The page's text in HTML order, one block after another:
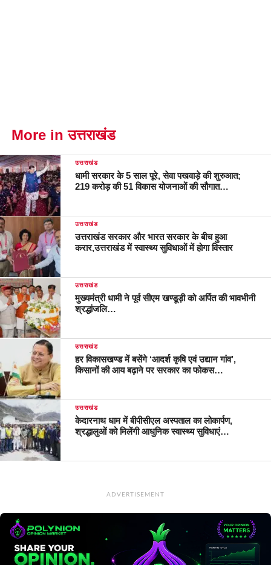
More in उत्तराखंड
उत्तराखंड
धामी सरकार के 5 साल पूरे, सेवा पखवाड़े की शुरुआत;
219 करोड़ की 51 विकास योजनाओं की सौगात…
उत्तराखंड
उत्तराखंड सरकार और भारत सरकार के बीच हुआ
करार,उत्तराखंड में स्वास्थ्य सुविधाओं में होगा विस्तार
उत्तराखंड
मुख्यमंत्री धामी ने पूर्व सीएम खण्डूड़ी को अर्पित की भावभीनी
श्रद्धांजलि…
उत्तराखंड
हर विकासखण्ड में बसेंगे ‘आदर्श कृषि एवं उद्यान गांव’,
किसानों की आय बढ़ाने पर सरकार का फोकस…
उत्तराखंड
केदारनाथ धाम में बीपीसीएल अस्पताल का लोकार्पण,
श्रद्धालुओं को मिलेंगी आधुनिक स्वास्थ्य सुविधाएं…
ADVERTISEMENT